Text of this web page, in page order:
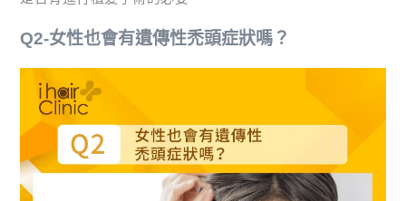
Q2-女性也會有遺傳性禿頭症狀嗎？